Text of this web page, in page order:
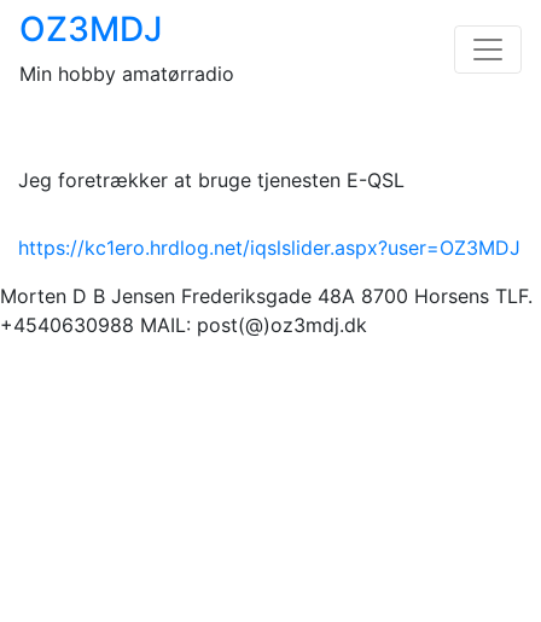
Skip
content
OZ3MDJ
Min hobby amatørradio
Jeg foretrækker at bruge tjenesten E-QSL
https://kc1ero.hrdlog.net/iqslslider.aspx?user=OZ3MDJ
Morten D B Jensen Frederiksgade 48A 8700 Horsens TLF.
+4540630988 MAIL: post(@)oz3mdj.dk